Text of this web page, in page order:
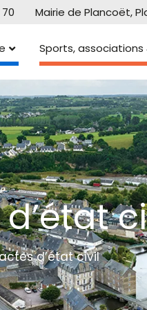
Mairie de Plancoët,
Sports, associations
d’état civil